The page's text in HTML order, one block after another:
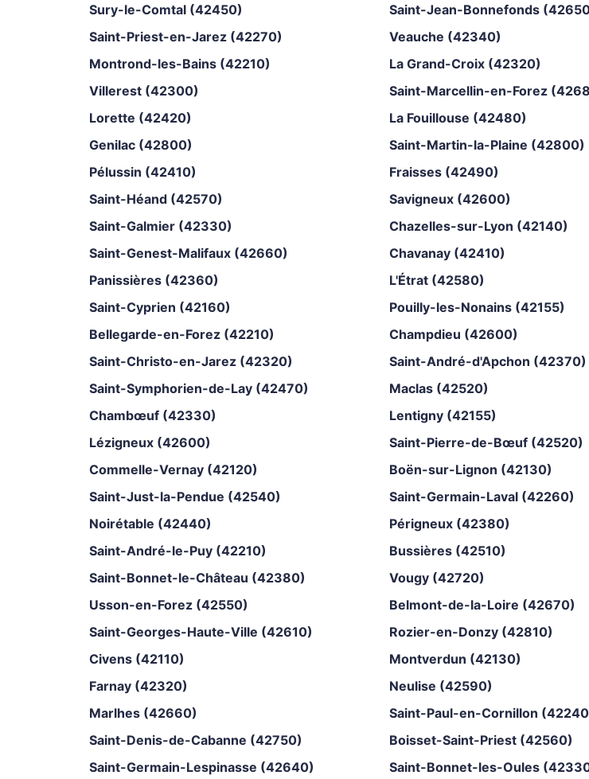
Sury-le-Comtal (42450)
Saint-Jean-Bonnefonds
Saint-Priest-en-Jarez (42270)
Veauche (42340)
Montrond-les-Bains (42210)
La Grand-Croix (42320)
Villerest (42300)
Saint-Marcellin-en-Forez
Lorette (42420)
La Fouillouse (42480)
Genilac (42800)
Saint-Martin-la-Plaine (42800)
Pélussin (42410)
Fraisses (42490)
Saint-Héand (42570)
Savigneux (42600)
Saint-Galmier (42330)
Chazelles-sur-Lyon (42140)
Saint-Genest-Malifaux (42660)
Chavanay (42410)
Panissières (42360)
L'Étrat (42580)
Saint-Cyprien (42160)
Pouilly-les-Nonains (42155)
Bellegarde-en-Forez (42210)
Champdieu (42600)
Saint-Christo-en-Jarez (42320)
Saint-André-d'Apchon (42370)
Saint-Symphorien-de-Lay (42470)
Maclas (42520)
Chambœuf (42330)
Lentigny (42155)
Lézigneux (42600)
Saint-Pierre-de-Bœuf (42520)
Commelle-Vernay (42120)
Boën-sur-Lignon (42130)
Saint-Just-la-Pendue (42540)
Saint-Germain-Laval (42260)
Noirétable (42440)
Périgneux (42380)
Saint-André-le-Puy (42210)
Bussières (42510)
Saint-Bonnet-le-Château (42380)
Vougy (42720)
Usson-en-Forez (42550)
Belmont-de-la-Loire (42670)
Saint-Georges-Haute-Ville (42610)
Rozier-en-Donzy (42810)
Civens (42110)
Montverdun (42130)
Farnay (42320)
Neulise (42590)
Marlhes (42660)
Saint-Paul-en-Cornillon
Saint-Denis-de-Cabanne (42750)
Boisset-Saint-Priest (42560)
Saint-Germain-Lespinasse (42640)
Saint-Bonnet-les-Oules